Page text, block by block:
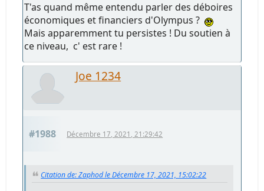
T'as quand même entendu parler des déboires
économiques et financiers d'Olympus ?
Mais apparemment tu persistes ! Du soutien à
ce niveau, c' est rare !
Joe 1234
#1988 Décembre 17, 2021, 21:29:42
Citation de: Zaphod le Décembre 17, 2021, 15:02:22